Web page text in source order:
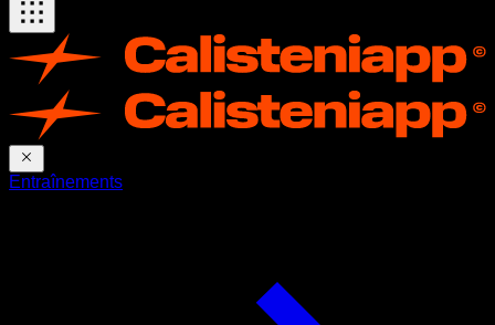
Entraînements